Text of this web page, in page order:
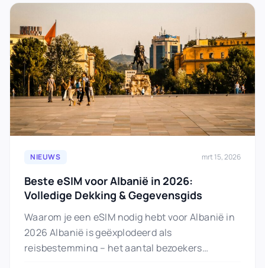
NIEUWS mrt 15, 2026
Beste eSIM voor Albanië in 2026:
Volledige Dekking & Gegevensgids
Waarom je een eSIM nodig hebt voor Albanië in
2026 Albanië is geëxplodeerd als
reisbestemming – het aantal bezoekers